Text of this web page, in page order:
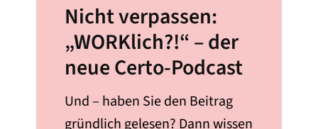
Nicht verpassen:
„WORKlich?!“ – der
neue Certo-Podcast
Und – haben Sie den Beitrag
gründlich gelesen? Dann wissen